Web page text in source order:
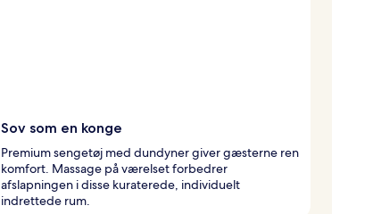
Sov som en konge
Premium sengetøj med dundyner giver gæsterne ren
komfort. Massage på værelset forbedrer
afslapningen i disse kuraterede, individuelt
indrettede rum.